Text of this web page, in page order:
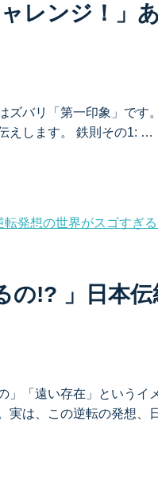
レンジ！」
ズバリ「第一印象」で
えします。 鉄則その1: …
の!? 」日本
」「遠い存在」という
実は、この逆転の発想、